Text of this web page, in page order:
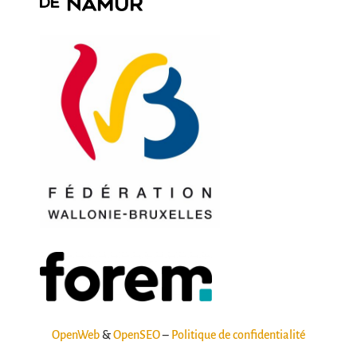
OpenWeb&OpenSEO– Politique de confidentialité